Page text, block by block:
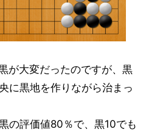
が大変だったのですが、黒
に黒地を作りながら治まっ
の評価値80％で、黒10でも